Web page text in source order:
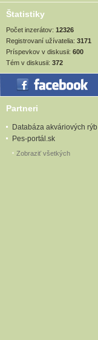
Štatistiky
Počet inzerátov: 12326
Registrovaní užívatelia: 3171
Príspevkov v diskusii: 600
Tém v diskusii: 372
Partneri
Databáza akváriových rýb
Pes-portál.sk
Zobraziť všetkých